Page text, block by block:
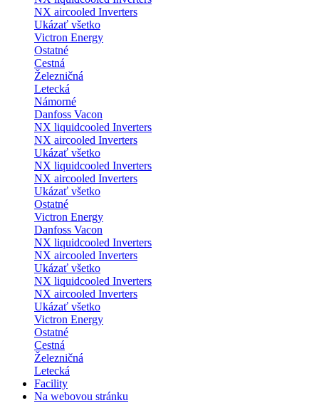
NX aircooled Inverters
Ukázať všetko
Victron Energy
Ostatné
Cestná
Železničná
Letecká
Námorné
Danfoss Vacon
NX liquidcooled Inverters
NX aircooled Inverters
Ukázať všetko
NX liquidcooled Inverters
NX aircooled Inverters
Ukázať všetko
Ostatné
Victron Energy
Danfoss Vacon
NX liquidcooled Inverters
NX aircooled Inverters
Ukázať všetko
NX liquidcooled Inverters
NX aircooled Inverters
Ukázať všetko
Victron Energy
Ostatné
Cestná
Železničná
Letecká
Facility
Na webovou stránku